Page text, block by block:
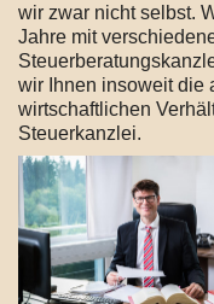
wir zwar nicht selbst.
Jahre mit
wir Ihnen insoweit die
wirtschaftlichen
Steuerkanzlei.